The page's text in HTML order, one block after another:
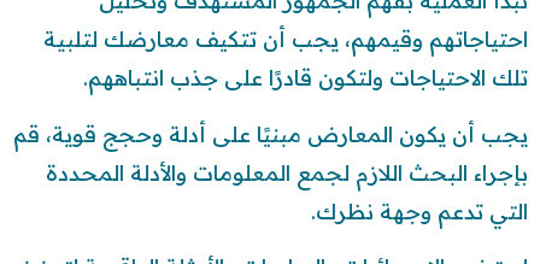
احتياجاتهم وقيمهم، يجب أن تتكيف معارضك لتلبية
تلك الاحتياجات ولتكون قادرًا على جذب انتباههم.
يجب أن يكون المعارض مبنيًا على أدلة وحجج قوية، قم
بإجراء البحث اللازم لجمع المعلومات والأدلة المحددة
التي تدعم وجهة نظرك.